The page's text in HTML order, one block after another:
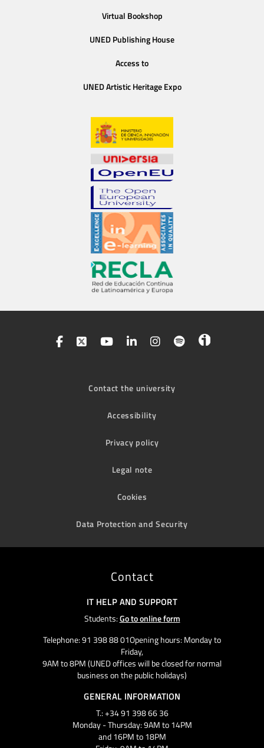
Virtual Bookshop
UNED Publishing House
Access to
UNED Artistic Heritage Expo
Contact the university
Accessibility
Privacy policy
Legal note
Cookies
Data Protection and Security
Contact
IT HELP AND SUPPORT
Students:Go to online form
Telephone: 91 398 88 01Opening hours: Monday to
Friday,
9AM to 8PM (UNED offices will be closed for normal
business on the public holidays)
GENERAL INFORMATION
T.: +34 91 398 66 36
Monday - Thursday: 9AM to 14PM
and 16PM to 18PM